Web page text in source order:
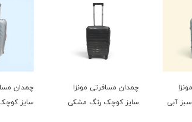
آبی
چمدان مسافرتی مونزا
سایز کوچک رنگ مشکی
چمدان
سایز